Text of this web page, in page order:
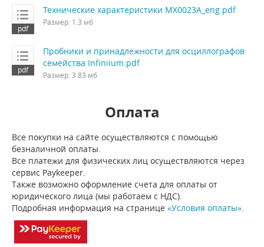
Технические характеристики MX0023A_eng.pdf
Размер: 1.3 мб
Пробники и принадлежности для осциллографов
семейства Infiniium.pdf
Размер: 3.83 мб
Оплата
Все покупки на сайте осуществляются с помощью
безналичной оплаты.
Все платежи для физических лиц осуществляются через
сервис Paykeeper.
Также возможно оформление счета для оплаты от
юридического лица (мы работаем с НДС).
Подробная информация на странице «Условия оплаты».